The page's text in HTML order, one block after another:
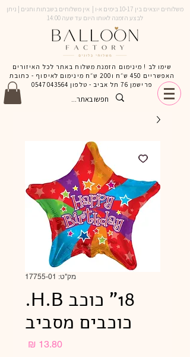
משלוחים יוצאים בין 10-17 בימים א-ו | אין משלוחים בשבתות וחגים | ניתן
לבצע הזמנה לאותו היום עד שעה 14:00
שימו לב ! מינימום הזמנת משלוח באתר לכל האיזורים
האפשריים 450 ש״ח ו200 ש״ח מינימום לאיסוף - כתובת
פרישמן 76 תל אביב - טלפון
0547043564
מק"ט: 17755-01
18" כוכב H.B.
כוכבים מסביב